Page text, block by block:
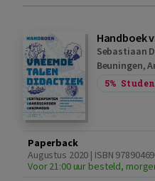
Handboek
Sebastiaan
Beuningen,
5%
Paperback
Augustus 2020 | ISBN
Voor 21:00 uur besteld,